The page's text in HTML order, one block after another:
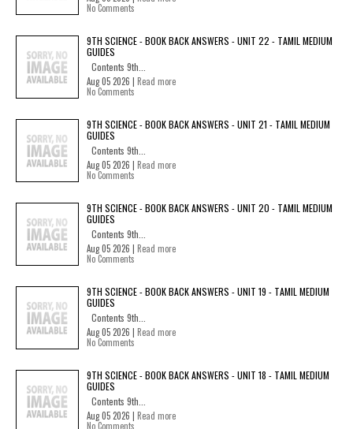
No Comments
9TH SCIENCE - BOOK BACK ANSWERS - UNIT 22 - TAMIL MEDIUM
GUIDES
Contents 9th...
Aug 05 2026 | Read more
No Comments
9TH SCIENCE - BOOK BACK ANSWERS - UNIT 21 - TAMIL MEDIUM
GUIDES
Contents 9th...
Aug 05 2026 | Read more
No Comments
9TH SCIENCE - BOOK BACK ANSWERS - UNIT 20 - TAMIL MEDIUM
GUIDES
Contents 9th...
Aug 05 2026 | Read more
No Comments
9TH SCIENCE - BOOK BACK ANSWERS - UNIT 19 - TAMIL MEDIUM
GUIDES
Contents 9th...
Aug 05 2026 | Read more
No Comments
9TH SCIENCE - BOOK BACK ANSWERS - UNIT 18 - TAMIL MEDIUM
GUIDES
Contents 9th...
Aug 05 2026 | Read more
No Comments